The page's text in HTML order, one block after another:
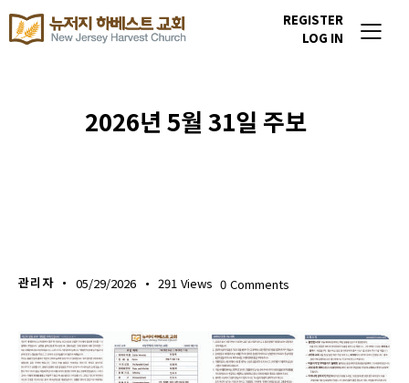
REGISTER
LOG IN
2026년 5월 31일 주보
관리자 05/29/2026 291 Views 0 Comments